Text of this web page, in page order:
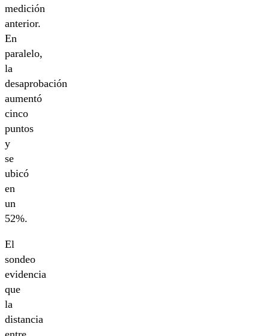
medición
anterior.
En
paralelo,
la
desaprobación
aumentó
cinco
puntos
y
se
ubicó
en
un
52%.
El
sondeo
evidencia
que
la
distancia